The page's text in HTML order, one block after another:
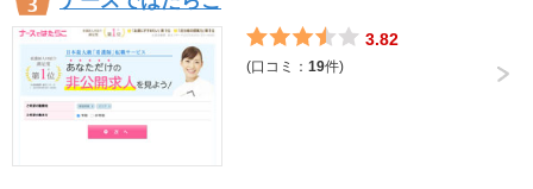
3.82
(口コミ：19件)